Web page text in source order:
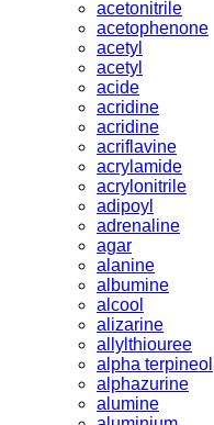
acetonitrile
acetophenone
acetyl
acetyl
acide
acridine
acridine
acriflavine
acrylamide
acrylonitrile
adipoyl
adrenaline
agar
alanine
albumine
alcool
alizarine
allylthiouree
alpha terpineol
alphazurine
alumine